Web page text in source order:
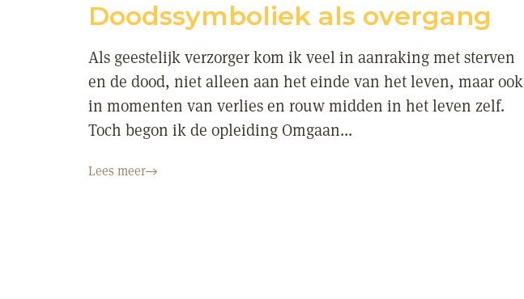
Doodssymboliek als overgang
Als geestelijk verzorger kom ik veel in aanraking met sterven
en de dood, niet alleen aan het einde van het leven, maar ook
in momenten van verlies en rouw midden in het leven zelf.
Toch begon ik de opleiding Omgaan...
Lees meer